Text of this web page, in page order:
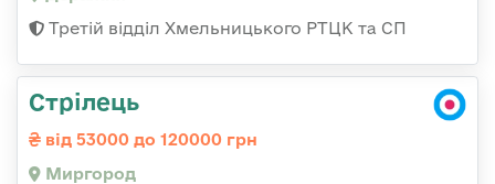
Третій відділ Хмельницького РТЦК та СП
Стрілець
від 53000 до 120000 грн
Миргород